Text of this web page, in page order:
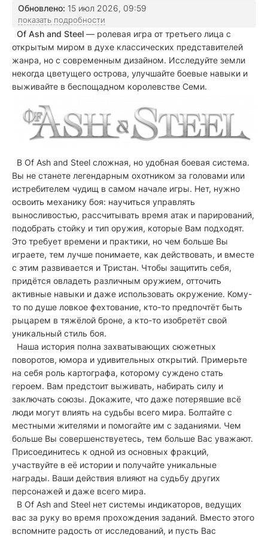
Обновлено: 15 июл 2026, 09:59
показать подробности
Of Ash and Steel — ролевая игра от третьего лица с
открытым миром в духе классических представителей
жанра, но с современным дизайном. Исследуйте земли
некогда цветущего острова, улучшайте боевые навыки и
выживайте в беспощадном королевстве Семи.
В Of Ash and Steel сложная, но удобная боевая система.
Вы не станете легендарным охотником за головами или
истребителем чудищ в самом начале игры. Нет, нужно
освоить механику боя: научиться управлять
выносливостью, рассчитывать время атак и парирований,
подобрать стойку и тип оружия, которые Вам подходят.
Это требует времени и практики, но чем больше Вы
играете, тем лучше понимаете, как действовать, и вместе
с этим развивается и Тристан. Чтобы защитить себя,
придётся овладеть различным оружием, отточить
активные навыки и даже использовать окружение. Кому-
то по душе ловкое фехтование, кто-то предпочтёт быть
рыцарем в тяжёлой броне, а кто-то изобретёт свой
уникальный стиль боя.
Наша история полна захватывающих сюжетных
поворотов, юмора и удивительных открытий. Примерьте
на себя роль картографа, которому суждено стать
героем. Вам предстоит выживать, набирать силу и
заключать союзы. Докажите, что даже потерявшие всё
люди могут влиять на судьбы всего мира. Болтайте с
местными жителями и помогайте им с заданиями. Чем
больше Вы совершенствуетесь, тем больше Вас уважают.
Присоединитесь к одной из основных фракций,
участвуйте в её истории и получайте уникальные
награды. Ваши действия влияют на судьбу других
персонажей и даже всего мира.
В Of Ash and Steel нет системы индикаторов, ведущих
вас за руку во время прохождения заданий. Вместо этого
вспомните радость от исследований, и пусть Вас